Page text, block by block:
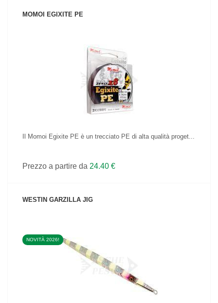
MOMOI EGIXITE PE
VEDI IL PRODOTTO
Il Momoi Egixite PE è un trecciato PE di alta qualità proget...
Prezzo a partire da 24.40 €
WESTIN GARZILLA JIG
NOVITÀ 2026!
VEDI IL PRODOTTO